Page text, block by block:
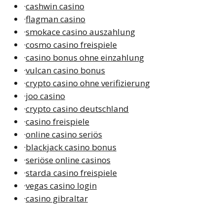
·cashwin casino
·flagman casino
·smokace casino auszahlung
·cosmo casino freispiele
·casino bonus ohne einzahlung
·vulcan casino bonus
·crypto casino ohne verifizierung
·joo casino
·crypto casino deutschland
·casino freispiele
·online casino seriös
·blackjack casino bonus
·seriöse online casinos
·starda casino freispiele
·vegas casino login
·casino gibraltar